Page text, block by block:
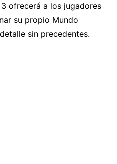
ofrecerá a los jugadores
su propio Mundo
sin precedentes.